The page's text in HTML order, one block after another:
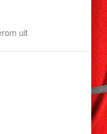
uit